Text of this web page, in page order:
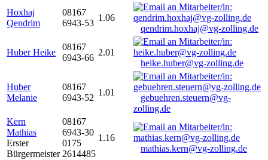
Hoxhaj
Qendrim
08167
6943-53
1.06
qendrim.hoxhaj@vg-zolling.de
Huber Heike
08167
6943-66
2.01
heike.huber@vg-zolling.de
Huber
Melanie
08167
6943-52
1.01
gebuehren.steuern@vg-
zolling.de
Kern
Mathias
Erster
Bürgermeister
08167
6943-30
0175
2614485
1.16
mathias.kern@vg-zolling.de